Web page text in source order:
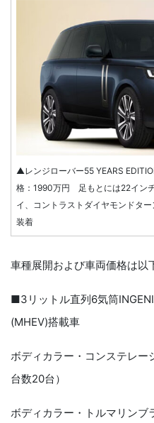
▲レンジローバー55 YEARS
格：1990万円 足もとには22イン
イ、コントラストダイヤモンドタ
装着
車種展開および車両価格は以
■3リットル直列6気筒
(MHEV)搭載車
ボディカラー・コンステレー
台数20台）
ボディカラー・トルマリン